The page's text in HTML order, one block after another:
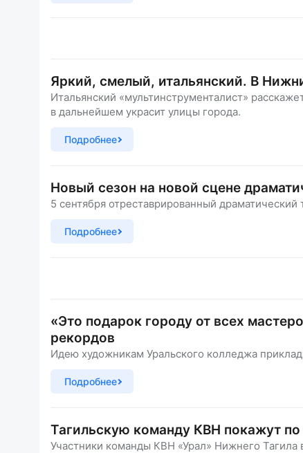
Яркий, смелый, итальянский. В
Итальянский «мультинструменталист»
в дальнейшем украсит улицы города.
Подробнее
Новый сезон на новой сцене
5 сентября отреставрированный
Подробнее
«Это подарок городу от всех
рекордов
Идею художникам Уральского колледжа
Подробнее
Тагильскую команду КВН покажут
Участники команды КВН «Урал» Нижнего